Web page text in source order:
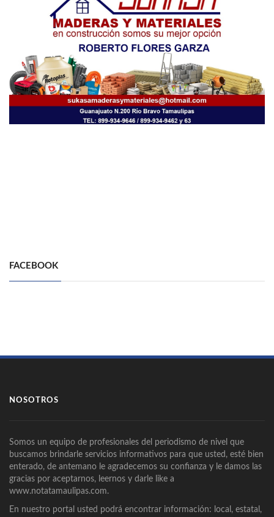
FACEBOOK
NOSOTROS
Somos un equipo de profesionales del periodismo de nivel que
buscamos brindarle servicios informativos para que usted, esté bien
enterado, de antemano le agradecemos su confianza y le damos las
gracias por aceptarnos, leernos y darle like a
www.notatamaulipas.com.
En nuestro portal usted podrá encontrar información: local, estatal,